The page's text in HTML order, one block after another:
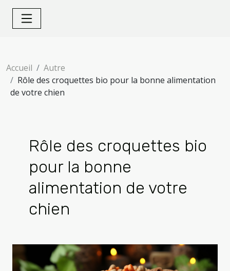
Accueil
Autre
Rôle des croquettes bio pour la bonne alimentation
de votre chien
Rôle des croquettes bio
pour la bonne
alimentation de votre
chien